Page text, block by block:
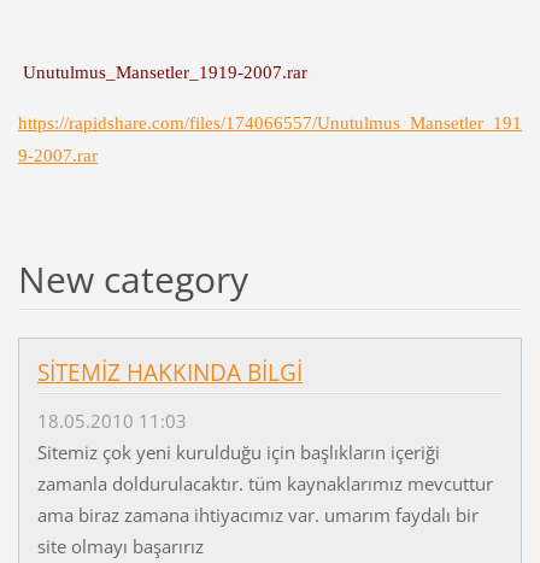
Unutulmus_Mansetler_1919-2007.rar
https://rapidshare.com/files/174066557/Unutulmus_Mansetler_191
9-2007.rar
New category
SİTEMİZ HAKKINDA BİLGİ
18.05.2010 11:03
Sitemiz çok yeni kurulduğu için başlıkların içeriği
zamanla doldurulacaktır. tüm kaynaklarımız mevcuttur
ama biraz zamana ihtiyacımız var. umarım faydalı bir
site olmayı başarırız